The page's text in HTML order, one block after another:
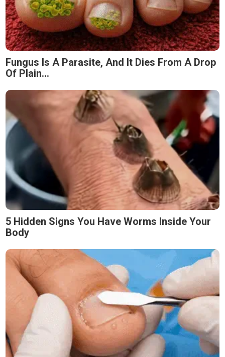
Fungus Is A Parasite, And It Dies From A Drop
Of Plain...
5 Hidden Signs You Have Worms Inside Your
Body